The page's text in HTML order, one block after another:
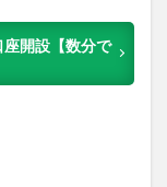
座開設【数分で